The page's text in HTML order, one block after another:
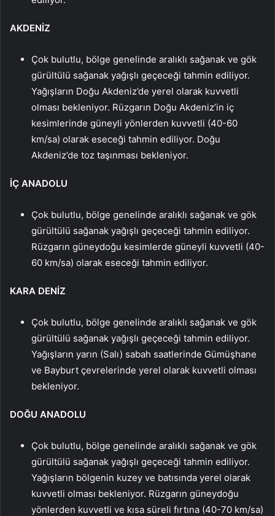
AKDENİZ
Çok bulutlu, bölge genelinde aralıklı sağanak ve gök
gürültülü sağanak yağışlı geçeceği tahmin ediliyor.
Yağışların Doğu Akdeniz’de yerel olarak kuvvetli
olması bekleniyor. Rüzgarın Doğu Akdeniz’in iç
kesimlerinde güneyli yönlerden kuvvetli (40-60
km/sa) olarak eseceği tahmin ediliyor. Doğu
Akdeniz’de toz taşınması bekleniyor.
İÇ ANADOLU
Çok bulutlu, bölge genelinde aralıklı sağanak ve gök
gürültülü sağanak yağışlı geçeceği tahmin ediliyor.
Rüzgarın güneydoğu kesimlerde güneyli kuvvetli (40-
60 km/sa) olarak eseceği tahmin ediliyor.
KARA DENİZ
Çok bulutlu, bölge genelinde aralıklı sağanak ve gök
gürültülü sağanak yağışlı geçeceği tahmin ediliyor.
Yağışların yarın (Salı) sabah saatlerinde Gümüşhane
ve Bayburt çevrelerinde yerel olarak kuvvetli olması
bekleniyor.
DOĞU ANADOLU
Çok bulutlu, bölge genelinde aralıklı sağanak ve gök
gürültülü sağanak yağışlı geçeceği tahmin ediliyor.
Yağışların bölgenin kuzey ve batısında yerel olarak
kuvvetli olması bekleniyor. Rüzgarın güneydoğu
yönlerden kuvvetli ve kısa süreli fırtına (40-70 km/sa)